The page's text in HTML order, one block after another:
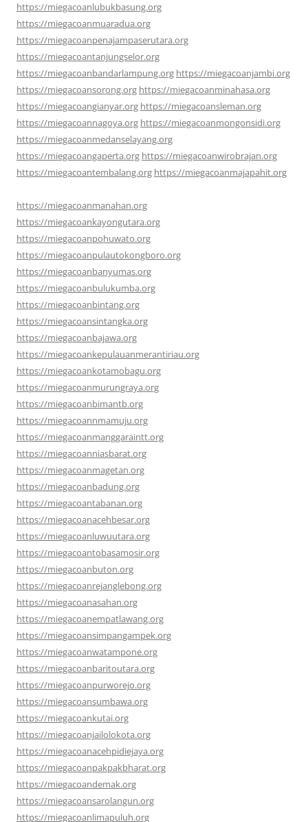
https://miegacoanlubukbasung.org
https://miegacoanmuaradua.org
https://miegacoanpenajampaserutara.org
https://miegacoantanjungselor.org
https://miegacoanbandarlampung.org https://miegacoanjambi.org
https://miegacoansorong.org https://miegacoanminahasa.org
https://miegacoangianyar.org https://miegacoansleman.org
https://miegacoannagoya.org https://miegacoanmongonsidi.org
https://miegacoanmedanselayang.org
https://miegacoangaperta.org https://miegacoanwirobrajan.org
https://miegacoantembalang.org https://miegacoanmajapahit.org
https://miegacoanmanahan.org
https://miegacoankayongutara.org
https://miegacoanpohuwato.org
https://miegacoanpulautokongboro.org
https://miegacoanbanyumas.org
https://miegacoanbulukumba.org
https://miegacoanbintang.org
https://miegacoansintangka.org
https://miegacoanbajawa.org
https://miegacoankepulauanmerantiriau.org
https://miegacoankotamobagu.org
https://miegacoanmurungraya.org
https://miegacoanbimantb.org
https://miegacoannmamuju.org
https://miegacoanmanggaraintt.org
https://miegacoanniasbarat.org
https://miegacoanmagetan.org
https://miegacoanbadung.org
https://miegacoantabanan.org
https://miegacoanacehbesar.org
https://miegacoanluwuutara.org
https://miegacoantobasamosir.org
https://miegacoanbuton.org
https://miegacoanrejanglebong.org
https://miegacoanasahan.org
https://miegacoanempatlawang.org
https://miegacoansimpangampek.org
https://miegacoanwatampone.org
https://miegacoanbaritoutara.org
https://miegacoanpurworejo.org
https://miegacoansumbawa.org
https://miegacoankutai.org
https://miegacoanjailolokota.org
https://miegacoanacehpidiejaya.org
https://miegacoanpakpakbharat.org
https://miegacoandemak.org
https://miegacoansarolangun.org
https://miegacoanlimapuluh.org